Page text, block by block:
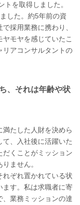
を取得しました。
した。約5年前の資
採用業務に携わり、
モヤを感じていたこ
リアコンサルタントの
、それは年齢や状
たした人財を決めら
、入社後に活躍いた
くことがミッション
ません。
ぞれ置かれている状
ます。私は求職者に寄
、業務ミッションの達